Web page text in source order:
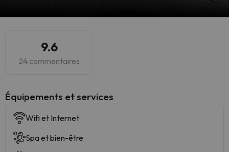
9.6
24 commentaires
​Équipements et services
Wifi et Internet
Spa et bien-être